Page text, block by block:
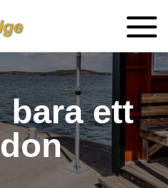
bara ett